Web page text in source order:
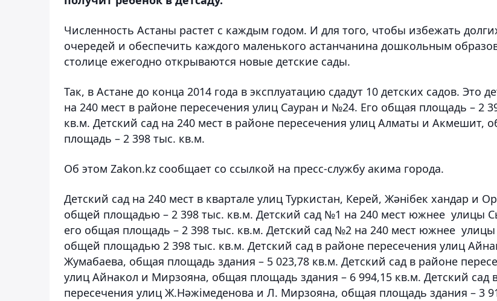
Численность Астаны растет с каждым годом. И для того, чтобы избежать
очередей и обеспечить каждого маленького астанчанина дошкольным
столице ежегодно открываются новые детские сады.
Так, в Астане до конца 2014 года в эксплуатацию сдадут 10 детских садов. Это
на 240 мест в районе пересечения улиц Сауран и №24. Его общая площадь – 2
кв.м. Детский сад на 240 мест в районе пересечения улиц Алматы и Акмешит,
площадь – 2 398 тыс. кв.м.
Об этом Zakon.kz сообщает со ссылкой на пресс-службу акима города.
Детский сад на 240 мест в квартале улиц Туркистан, Керей, Жәнібек хандар и
общей площадью – 2 398 тыс. кв.м. Детский сад №1 на 240 мест южнее улицы
его общая площадь – 2 398 тыс. кв.м. Детский сад №2 на 240 мест южнее улицы
общей площадью 2 398 тыс. кв.м. Детский сад в районе пересечения улиц
Жумабаева, общая площадь здания – 5 023,78 кв.м. Детский сад в районе
улиц Айнакол и Мирзояна, общая площадь здания – 6 994,15 кв.м. Детский сад
пересечения улиц Ж.Нәжімеденова и Л. Мирзояна, общая площадь здания – 3